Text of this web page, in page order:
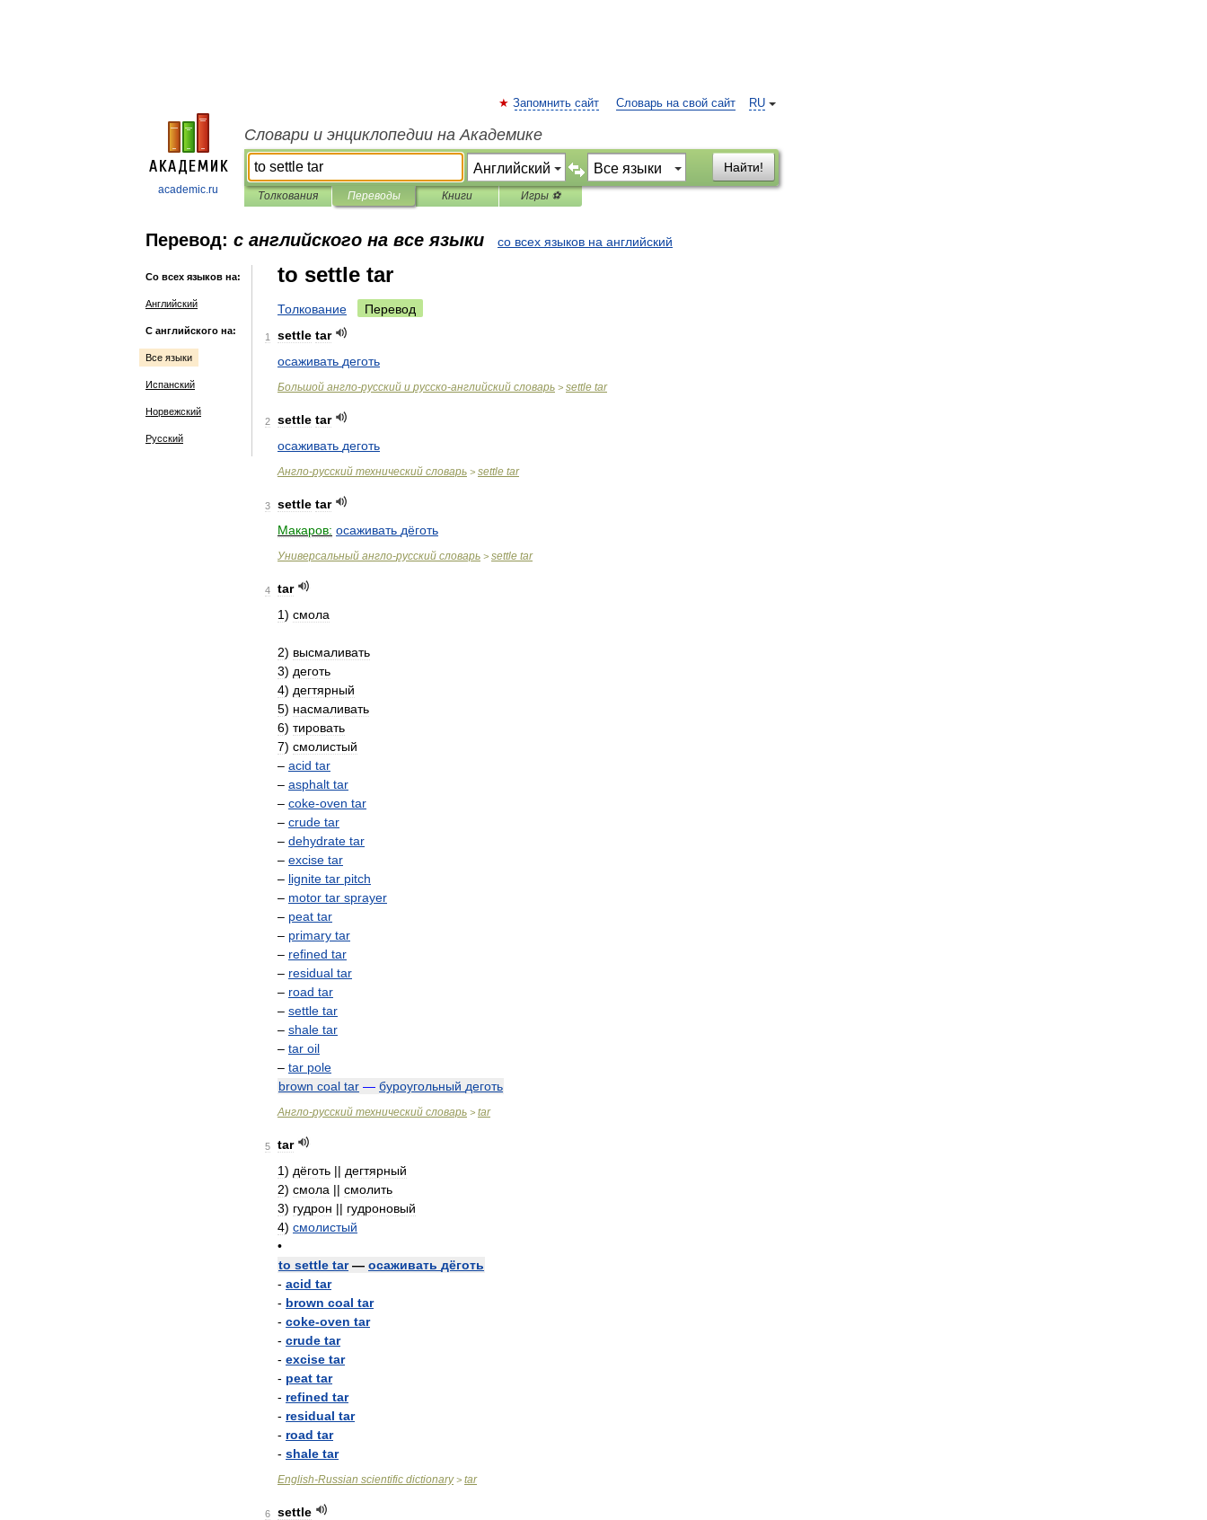
academic.ru
RU
Запомнить сайт Словарь на свой сайт
Словари и энциклопедии на Академике
Найти!
Толкования Переводы Книги Игры ⚽
Перевод: с английского на все языки со всех языков на английский
Со всех языков на:
Английский
С английского на:
Все языки
Испанский
Норвежский
Русский
to settle tar
Толкование Перевод
1 settle tar
осаживать деготь
Большой англо-русский и русско-английский словарь > settle tar
2 settle tar
осаживать деготь
Англо-русский технический словарь > settle tar
3 settle tar
Макаров: осаживать дёготь
Универсальный англо-русский словарь > settle tar
4
tar
1) смола
2) высмаливать
3) деготь
4) дегтярный
5) насмаливать
6) тировать
7) смолистый
– acid tar
– asphalt tar
– coke-oven tar
– crude tar
– dehydrate tar
– excise tar
– lignite tar pitch
– motor tar sprayer
– peat tar
– primary tar
– refined tar
– residual tar
– road tar
– settle tar
– shale tar
– tar oil
– tar pole
brown coal tar — буроугольный деготь
Англо-русский технический словарь > tar
5
tar
1) дёготь || дегтярный
2) смола || смолить
3) гудрон || гудроновый
4) смолистый
•
to settle tar— осаживать дёготь
- acid tar
- brown coal tar
- coke-oven tar
- crude tar
- excise tar
- peat tar
- refined tar
- residual tar
- road tar
- shale tar
English-Russian scientific dictionary> tar
6
settle